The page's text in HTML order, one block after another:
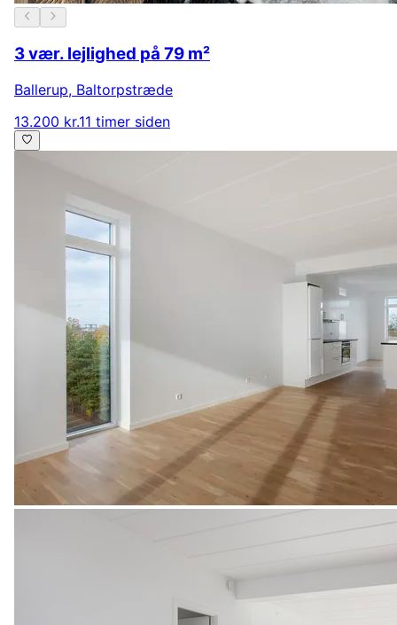
3 vær. lejlighed på 79 m²
Ballerup, Baltorpstræde
13.200 kr.11 timer siden